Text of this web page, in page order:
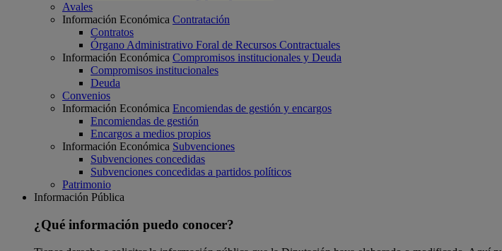
Avales
Información Económica Contratación
Contratos
Órgano Administrativo Foral de Recursos Contractuales
Información Económica Compromisos institucionales y Deuda
Compromisos institucionales
Deuda
Convenios
Información Económica Encomiendas de gestión y encargos
Encomiendas de gestión
Encargos a medios propios
Información Económica Subvenciones
Subvenciones concedidas
Subvenciones concedidas a partidos políticos
Patrimonio
Información Pública
¿Qué información puedo conocer?